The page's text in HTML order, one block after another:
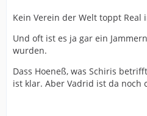
Kein Verein der Welt toppt Real
Und oft ist es ja gar ein
wurden.
Dass Hoeneß, was Schiris
ist klar. Aber Vadrid ist da noch